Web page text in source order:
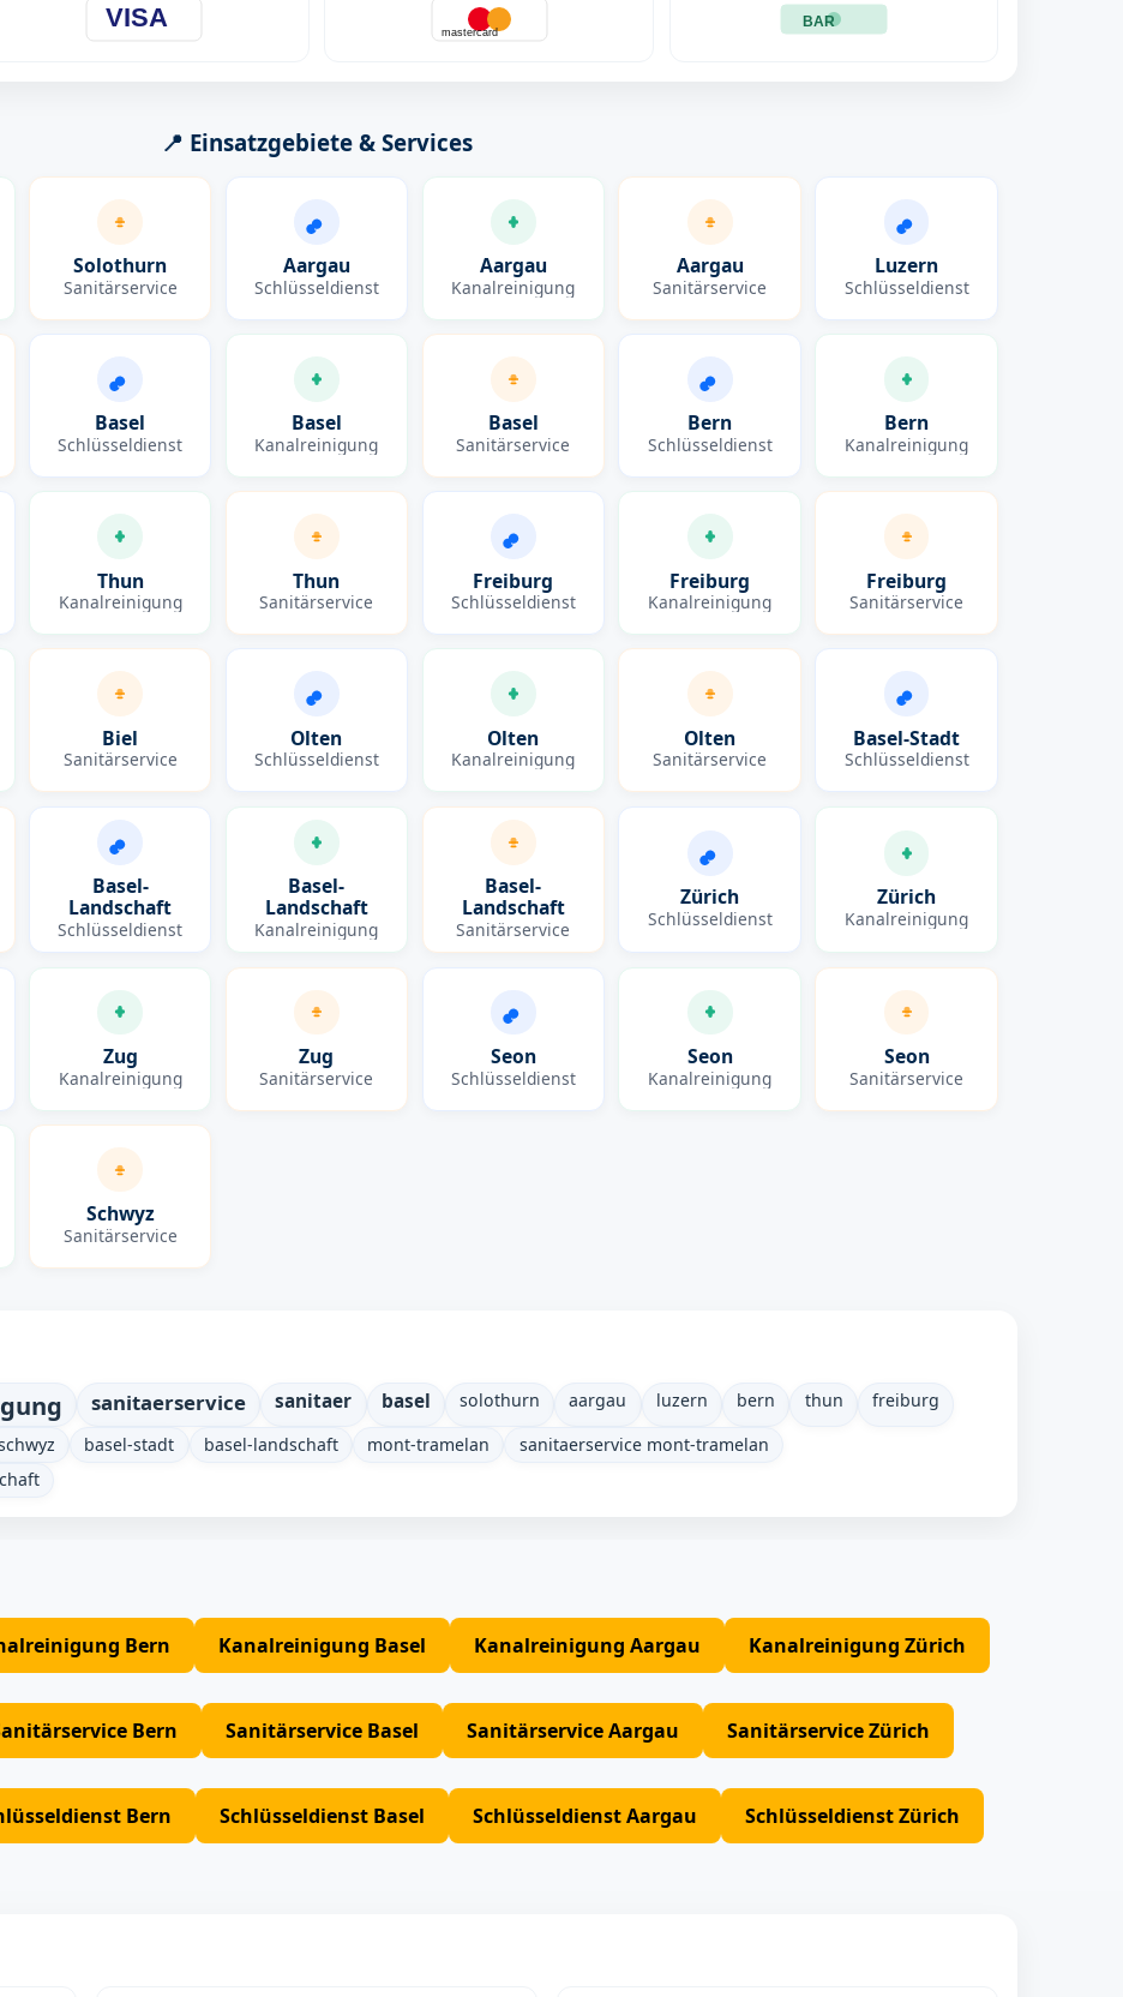
VISA mastercard
BAR
📍 Einsatzgebiete & Services
Solothurn
Sanitärservice
Aargau
Schlüsseldienst
Aargau
Kanalreinigung
Aargau
Sanitärservice
Luzern
Schlüsseldienst
Basel
Schlüsseldienst
Basel
Kanalreinigung
Basel
Sanitärservice
Bern
Schlüsseldienst
Bern
Kanalreinigung
Thun
Kanalreinigung
Thun
Sanitärservice
Freiburg
Schlüsseldienst
Freiburg
Kanalreinigung
Freiburg
Sanitärservice
Biel
Sanitärservice
Olten
Schlüsseldienst
Olten
Kanalreinigung
Olten
Sanitärservice
Basel-Stadt
Schlüsseldienst
Basel-
Landschaft
Schlüsseldienst
Basel-
Landschaft
Kanalreinigung
Basel-
Landschaft
Sanitärservice
Zürich
Schlüsseldienst
Zürich
Kanalreinigung
Zug
Kanalreinigung
Zug
Sanitärservice
Seon
Schlüsseldienst
Seon
Kanalreinigung
Seon
Sanitärservice
Schwyz
Sanitärservice
sanitaerservice sanitaer basel solothurn aargau luzern bern thun
freiburg
basel-stadt basel-landschaft mont-tramelan
sanitaerservice mont-tramelan
Bern Kanalreinigung Basel Kanalreinigung Aargau Kanalreinigung Zürich
Bern Sanitärservice Basel Sanitärservice Aargau Sanitärservice Zürich
Bern Schlüsseldienst Basel Schlüsseldienst Aargau Schlüsseldienst Zürich